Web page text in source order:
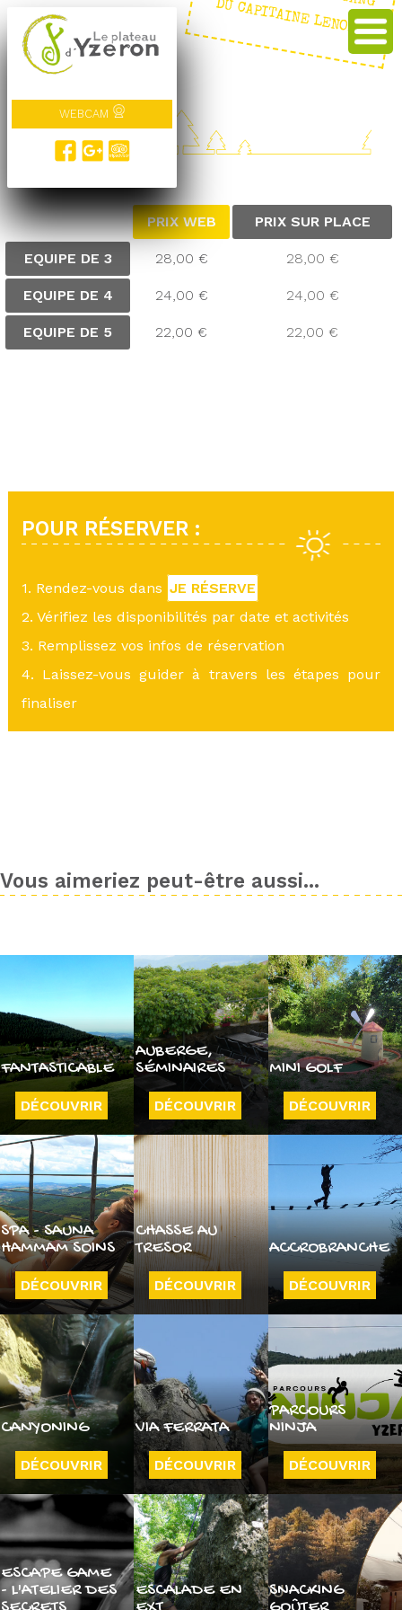
WEBCAM
E : LE GANG DU CAPITAINE LENOIR
TARIFS
PRIX WEB PRIX SUR PLACE
EQUIPE DE 3 28,00 € 28,00 €
EQUIPE DE 4 24,00 € 24,00 €
EQUIPE DE 5 22,00 € 22,00 €
POUR RÉSERVER :
1. Rendez-vous dans JE RÉSERVE
2. Vérifiez les disponibilités par date et activités
3. Remplissez vos infos de réservation
4. Laissez-vous guider à travers les étapes pour
finaliser
Vous aimeriez peut-être aussi...
FANTASTICABLE
DÉCOUVRIR
AUBERGE,
SÉMINAIRES
DÉCOUVRIR
MINI GOLF
DÉCOUVRIR
SPA - SAUNA
HAMMAM SOINS
DÉCOUVRIR
CHASSE AU
TRESOR
DÉCOUVRIR
ACCROBRANCHE
DÉCOUVRIR
CANYONING
DÉCOUVRIR
VIA FERRATA
DÉCOUVRIR
PARCOURS
NINJA
DÉCOUVRIR
ESCAPE GAME
- L'ATELIER DES
ESCALADE EN
SNACKING